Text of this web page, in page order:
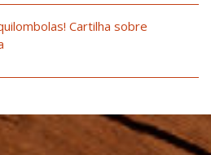
Cartilha sobre